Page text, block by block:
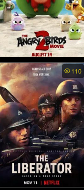
The Angry Birds Movie 2 -
แอ็งกรี เบิร์ดส เดอะ มูวี่ 2
(2019)
110